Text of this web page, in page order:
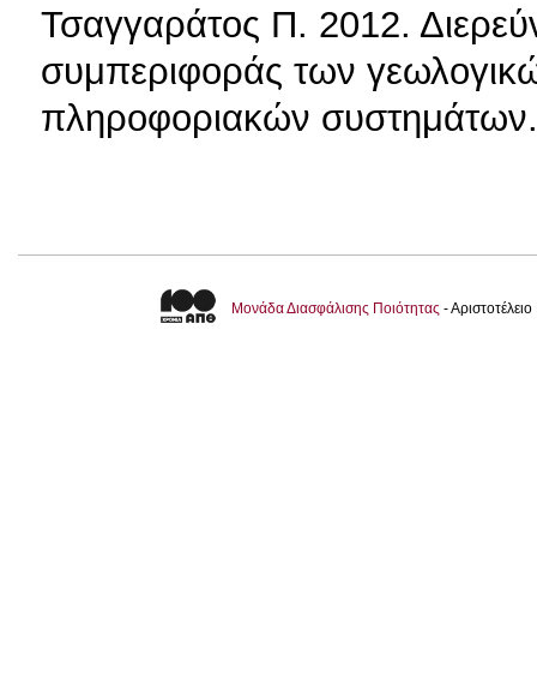
Τσαγγαράτος Π. 2012.
συμπεριφοράς των
πληροφοριακών
Μονάδα Διασφάλισης Ποιότητας -